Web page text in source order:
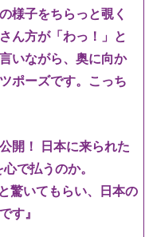
様子をちらっと覗く
ん方が「わっ！」と
いながら、奥に向か
ポーズです。こっち
開！ 日本に来られた
で払うのか。
驚いてもらい、日本の
す』